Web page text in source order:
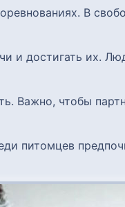
В
и достигать их.
Важно, чтобы
питомцев